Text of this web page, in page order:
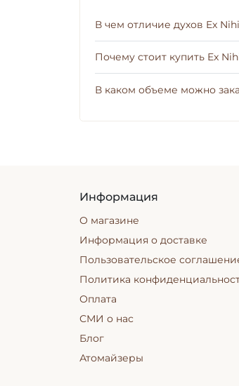
В чем отличие духов Ex
Почему стоит купить Ex
В каком объеме можно
Информация
О магазине
Информация о доставке
Пользовательское
Политика
Оплата
СМИ о нас
Блог
Атомайзеры